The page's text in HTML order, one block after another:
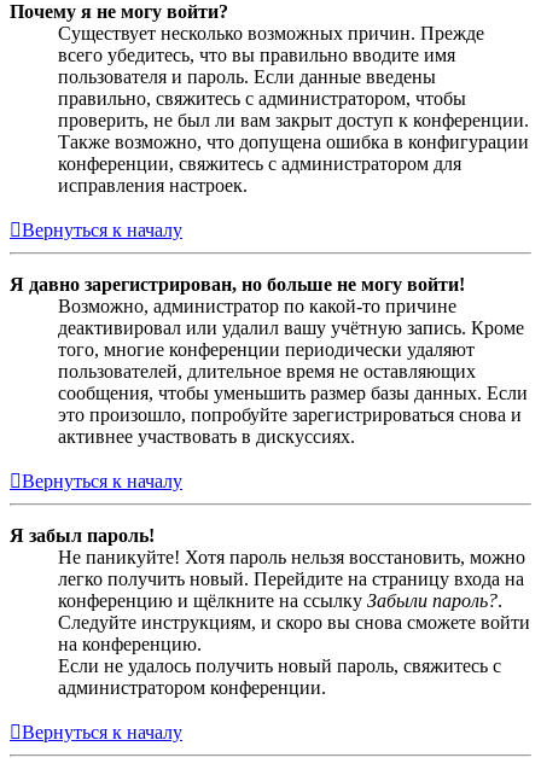
Почему я не могу войти?
Существует несколько возможных причин. Прежде
всего убедитесь, что вы правильно вводите имя
пользователя и пароль. Если данные введены
правильно, свяжитесь с администратором, чтобы
проверить, не был ли вам закрыт доступ к конференции.
Также возможно, что допущена ошибка в конфигурации
конференции, свяжитесь с администратором для
исправления настроек.
Вернуться к началу
Я давно зарегистрирован, но больше не могу войти!
Возможно, администратор по какой-то причине
деактивировал или удалил вашу учётную запись. Кроме
того, многие конференции периодически удаляют
пользователей, длительное время не оставляющих
сообщения, чтобы уменьшить размер базы данных. Если
это произошло, попробуйте зарегистрироваться снова и
активнее участвовать в дискуссиях.
Вернуться к началу
Я забыл пароль!
Не паникуйте! Хотя пароль нельзя восстановить, можно
легко получить новый. Перейдите на страницу входа на
конференцию и щёлкните на ссылку Забыли пароль?.
Следуйте инструкциям, и скоро вы снова сможете войти
на конференцию.
Если не удалось получить новый пароль, свяжитесь с
администратором конференции.
Вернуться к началу